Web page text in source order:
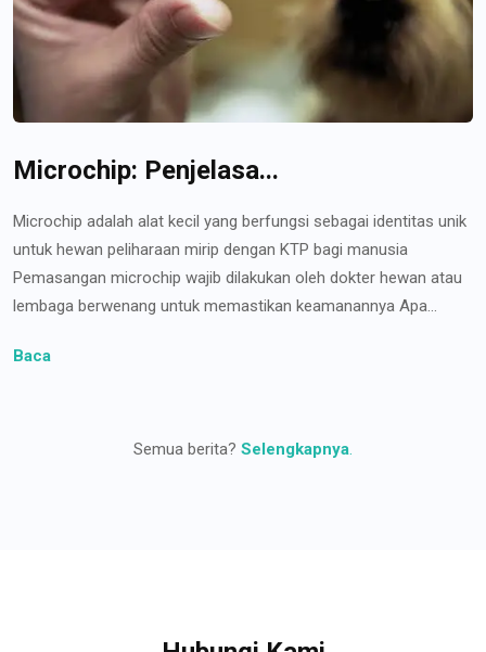
Microchip: Penjelasa...
Microchip adalah alat kecil yang berfungsi sebagai identitas unik
untuk hewan peliharaan mirip dengan KTP bagi manusia
Pemasangan microchip wajib dilakukan oleh dokter hewan atau
lembaga berwenang untuk memastikan keamanannya Apa...
Baca
Semua berita? Selengkapnya.